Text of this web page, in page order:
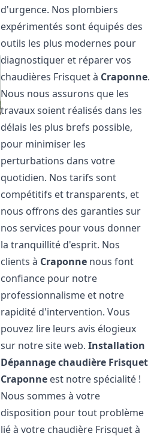
d'urgence. Nos plombiers
expérimentés sont équipés des
outils les plus modernes pour
diagnostiquer et réparer vos
chaudières Frisquet à Craponne.
Nous nous assurons que les
travaux soient réalisés dans les
délais les plus brefs possible,
pour minimiser les
perturbations dans votre
quotidien. Nos tarifs sont
compétitifs et transparents, et
nous offrons des garanties sur
nos services pour vous donner
la tranquillité d'esprit. Nos
clients à Craponne nous font
confiance pour notre
professionnalisme et notre
rapidité d'intervention. Vous
pouvez lire leurs avis élogieux
sur notre site web.Installation
Dépannage chaudière Frisquet
Craponne est notre spécialité !
Nous sommes à votre
disposition pour tout problème
lié à votre chaudière Frisquet à